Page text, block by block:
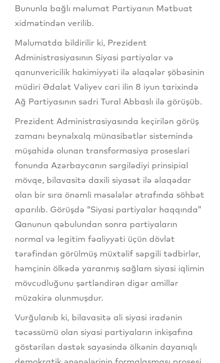
Bununla bağlı məlumat Partiyanın Mətbuat
xidmətindən verilib.
Məlumatda bildirilir ki, Prezident
Administrasiyasının Siyasi partiyalar və
qanunvericilik hakimiyyəti ilə əlaqələr şöbəsinin
müdiri Ədalət Vəliyev cari ilin 8 iyun tarixində
Ağ Partiyasının sədri Tural Abbaslı ilə görüşüb.
Prezident Administrasiyasında keçirilən görüş
zamanı beynəlxalq münasibətlər sistemində
müşahidə olunan transformasiya prosesləri
fonunda Azərbaycanın sərgilədiyi prinsipial
mövqe, bilavasitə daxili siyasət ilə əlaqədar
olan bir sıra önəmli məsələlər ətrafında söhbət
aparılıb. Görüşdə “Siyasi partiyalar haqqında”
Qanunun qəbulundan sonra partiyaların
normal və legitim fəaliyyəti üçün dövlət
tərəfindən görülmüş müxtəlif səpgili tədbirlər,
həmçinin ölkədə yaranmış sağlam siyasi iqlimin
mövcudluğunu şərtləndirən digər amillər
müzakirə olunmuşdur.
Vurğulanıb ki, bilavasitə ali siyasi iradənin
təcəssümü olan siyasi partiyaların inkişafına
göstərilən dəstək sayəsində ölkənin dayanıqlı